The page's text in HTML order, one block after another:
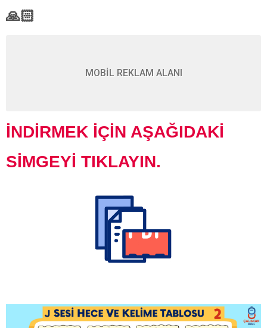
🙏🏻
MOBİL REKLAM ALANI
İNDİRMEK İÇİN AŞAĞIDAKİ
SİMGEYİ TIKLAYIN.